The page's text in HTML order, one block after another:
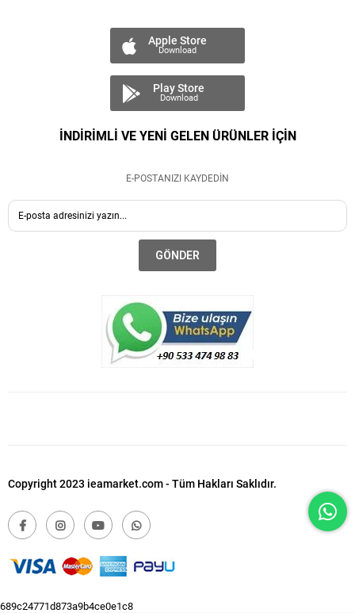
Apple Store
Download
Play Store
Download
İNDİRİMLİ VE YENİ GELEN ÜRÜNLER İÇİN
E-POSTANIZI KAYDEDİN
GÖNDER
Copyright 2023 ieamarket.com - Tüm Hakları Saklıdır.
689c24771d873a9b4ce0e1c8